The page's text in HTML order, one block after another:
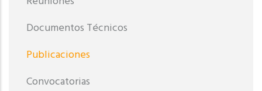
Documentos Técnicos
Publicaciones
Convocatorias